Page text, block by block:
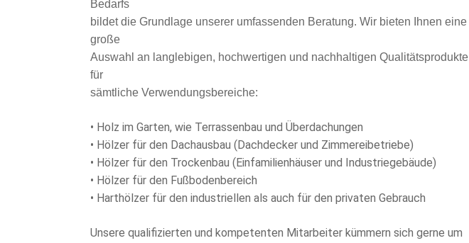
Bedarfs
bildet die Grundlage unserer umfassenden Beratung. Wir bieten Ihnen eine
große
Auswahl an langlebigen, hochwertigen und nachhaltigen Qualitätsprodukte
für
sämtliche Verwendungsbereiche:
• Holz im Garten, wie Terrassenbau und Überdachungen
• Hölzer für den Dachausbau (Dachdecker und Zimmereibetriebe)
• Hölzer für den Trockenbau (Einfamilienhäuser und Industriegebäude)
• Hölzer für den Fußbodenbereich
• Harthölzer für den industriellen als auch für den privaten Gebrauch
Unsere qualifizierten und kompetenten Mitarbeiter kümmern sich gerne um